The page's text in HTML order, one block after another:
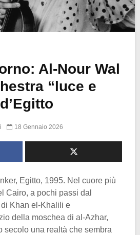
Al-Nour Wal
“luce e
18 Gennaio 2026
Egitto, 1995. Nel cuore più
Cairo, a pochi passi dal
Khan el-Khalili e
della moschea di al-Azhar,
secolo una realtà che sembra